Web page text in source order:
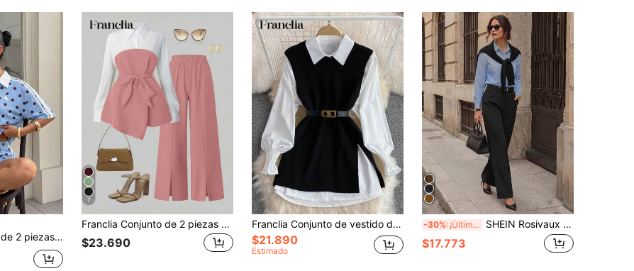
Acción de Gracias, fiestas, bodas, playa, graduación, moda, elegante, casual, salidas, citas, citas, brillo, Día de San Valentín, elegante, vacaciones, casual, Y2K, salidas, graduación
7
Franclia Conjunto de 2 piezas de camisa elegante minimalista de otoño y pantalones de pierna recta con bajo dividido
$23.690
Franclia Conjunto de vestido de manga larga de unicolor y vestido camiseta con abertura, adecuado para el uso diario en otoño
$21.890
Estimado
-30% ¡Últimos 3 días SHEIN Rosivaux Conjunto de 2 piezas para mujer, traje casual elegante de oficina para otoño e invierno, camisa a rayas azul y blanco con chal & pantalones negros de cintura alta y pierna ancha, a cuadros blanco y negro
$17.773